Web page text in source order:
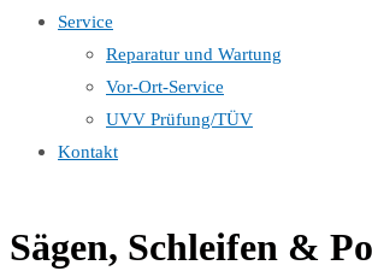
Service
Reparatur und Wartung
Vor-Ort-Service
UVV Prüfung/TÜV
Kontakt
Sägen, Schleifen &